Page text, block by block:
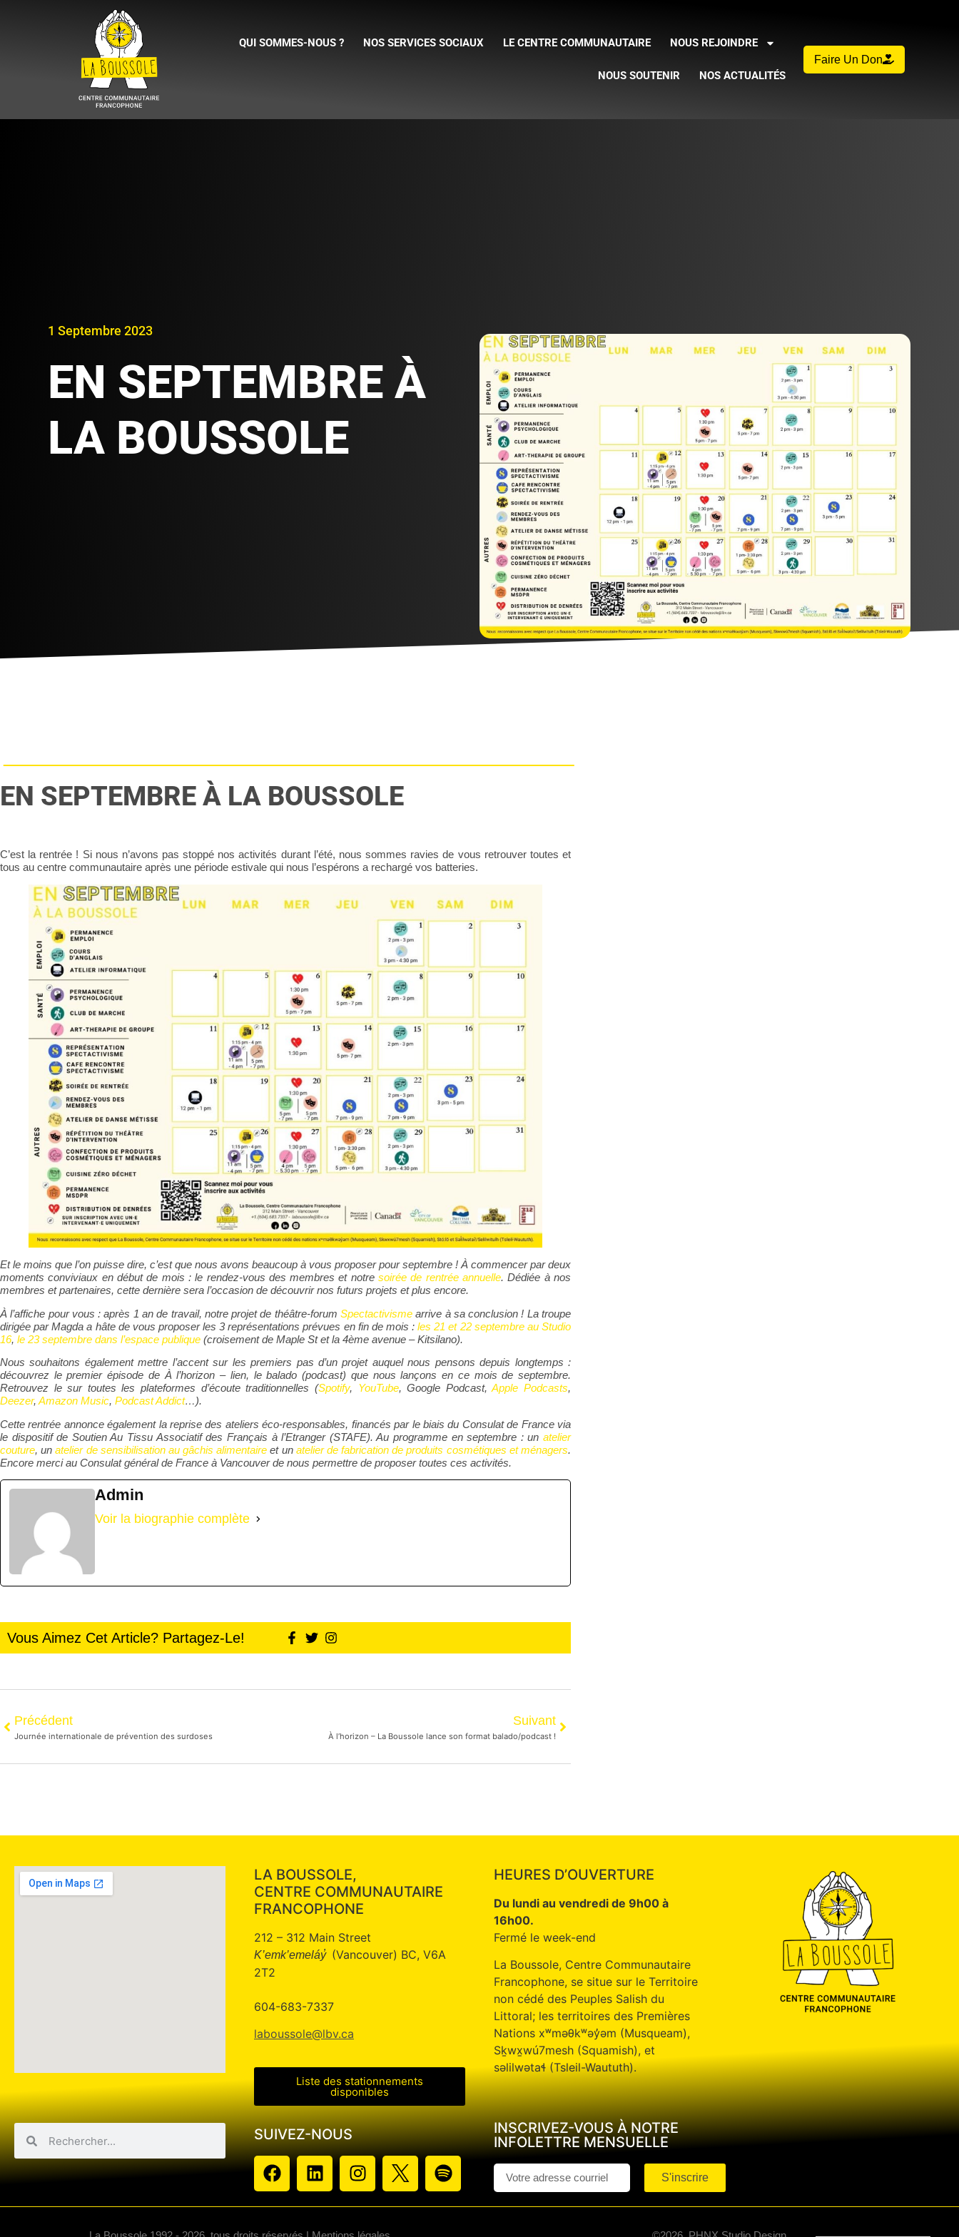
QUI SOMMES-NOUS ? NOS SERVICES SOCIAUX LE CENTRE COMMUNAUTAIRE NOUS REJOINDRE
NOUS SOUTENIR NOS ACTUALITÉS
Faire Un Don
1 Septembre 2023
EN SEPTEMBRE À
LA BOUSSOLE
EN SEPTEMBRE À LA BOUSSOLE
C’est la rentrée ! Si nous n’avons pas stoppé nos activités durant l’été, nous sommes ravies de vous retrouver toutes et
tous au centre communautaire après une période estivale qui nous l’espérons a rechargé vos batteries.
Et le moins que l’on puisse dire, c’est que nous avons beaucoup à vous proposer pour septembre ! À commencer par deux
moments conviviaux en début de mois : le rendez-vous des membres et notresoirée de rentrée annuelle. Dédiée à nos
membres et partenaires, cette dernière sera l’occasion de découvrir nos futurs projets et plus encore.
À l’affiche pour vous : après 1 an de travail, notre projet de théâtre-forum Spectactivisme arrive à sa conclusion ! La troupe
dirigée par Magda a hâte de vous proposer les 3 représentations prévues en fin de mois :les 21 et 22 septembre au Studio
16, le 23 septembre dans l’espace publique (croisement de Maple St et la 4ème avenue – Kitsilano).
Nous souhaitons également mettre l’accent sur les premiers pas d’un projet auquel nous pensons depuis longtemps :
découvrez le premier épisode de À l’horizon – lien, le balado (podcast) que nous lançons en ce mois de septembre.
Retrouvez le sur toutes les plateformes d’écoute traditionnelles (Spotify, YouTube, Google Podcast,Apple Podcasts,
Deezer, Amazon Music, Podcast Addict…).
Cette rentrée annonce également la reprise des ateliers éco-responsables, financés par le biais du Consulat de France via
le dispositif de Soutien Au Tissu Associatif des Français à l’Etranger (STAFE). Au programme en septembre : un atelier
couture, unatelier de sensibilisation au gâchis alimentaire et un atelier de fabrication de produits cosmétiques et ménagers.
Encore merci au Consulatgénéral de France à Vancouverde nous permettre de proposer toutes ces activités.
Admin
Voir la biographie complète
Vous Aimez Cet Article? Partagez-Le!
Précédent
Journée internationale de prévention des surdoses
Suivant
À l’horizon – La Boussole lance son format balado/podcast !
LA BOUSSOLE,
CENTRE COMMUNAUTAIRE
FRANCOPHONE
212 – 312 Main Street
K’emk’emeláy̓ (Vancouver) BC, V6A
2T2
604-683-7337
laboussole@lbv.ca
Liste des stationnements
disponibles
SUIVEZ-NOUS
HEURES D’OUVERTURE
Du lundi au vendredi de 9h00 à
16h00.
Fermé le week-end
La Boussole, Centre Communautaire
Francophone, se situe sur le Territoire
non cédé des Peuples Salish du
Littoral; les territoires des Premières
Nations xʷməθkʷəy̓əm (Musqueam),
Sḵwx̱wú7mesh (Squamish), et
səlilwətaɬ (Tsleil-Waututh).
INSCRIVEZ-VOUS À NOTRE
INFOLETTRE MENSUELLE
S'inscrire